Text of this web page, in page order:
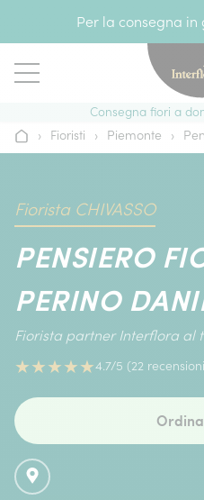
Per la consegna
Consegna fiori a
Home› Fioristi › Piemonte ›
Fiorista CHIVASSO
PENSIERO
PERINO
Fiorista partner Interflora al
★★★★★4.7/5 (22